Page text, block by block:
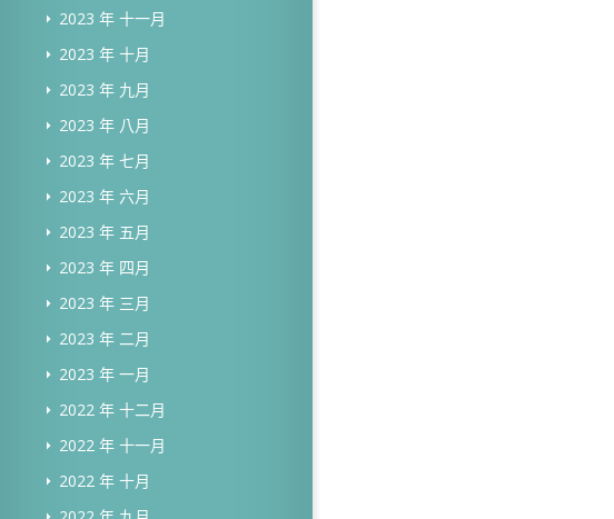
2023 年 十一月
2023 年 十月
2023 年 九月
2023 年 八月
2023 年 七月
2023 年 六月
2023 年 五月
2023 年 四月
2023 年 三月
2023 年 二月
2023 年 一月
2022 年 十二月
2022 年 十一月
2022 年 十月